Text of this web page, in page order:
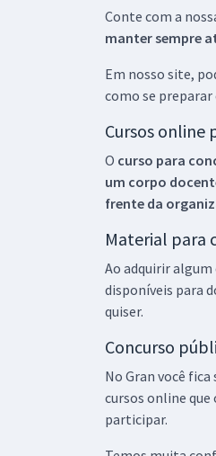
Conte com a
manter sempre
Em nosso site,
como se
Cursos online
O curso para
um corpo
frente da
Material para
Ao adquirir algum
disponíveis para
quiser.
Concurso
No Gran você
cursos online que
participar.